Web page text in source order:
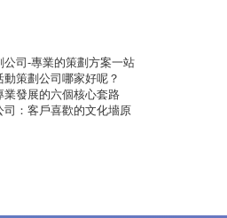
公司-專業的策劃方案一站
策劃公司哪家好呢？
業發展的六個核心套路
司：客戶喜歡的文化墻原